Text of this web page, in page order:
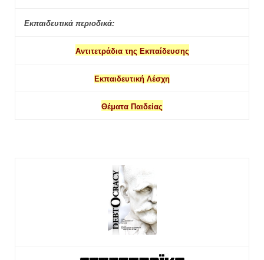
Εκπαιδευτικά περιοδικά:
Αντιτετράδια της Εκπαίδευσης
Εκπαιδευτική Λέσχη
Θέματα Παιδείας